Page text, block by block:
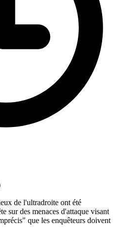
de l'ultradroite ont été
sur des menaces d'attaque visant
que les enquêteurs doivent